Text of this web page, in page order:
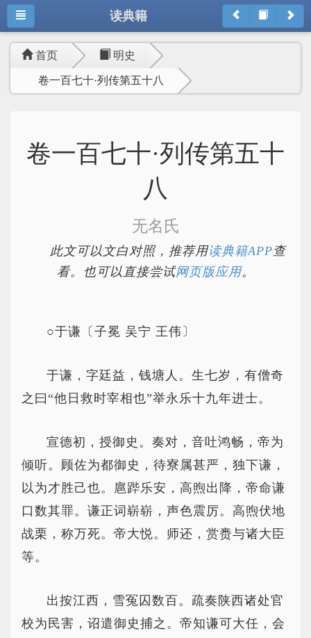
读典籍
首页 明史
卷一百七十·列传第五十八
卷一百七十·列传第五十
八
无名氏
此文可以文白对照，推荐用读典籍APP查
看。也可以直接尝试网页版应用。
○于谦〔子冕 吴宁 王伟〕
于谦，字廷益，钱塘人。生七岁，有僧奇
之曰“他日救时宰相也”举永乐十九年进士。
宣德初，授御史。奏对，音吐鸿畅，帝为
倾听。顾佐为都御史，待寮属甚严，独下谦，
以为才胜己也。扈跸乐安，高煦出降，帝命谦
口数其罪。谦正词崭崭，声色震厉。高煦伏地
战栗，称万死。帝大悦。师还，赏赉与诸大臣
等。
出按江西，雪冤囚数百。疏奏陕西诸处官
校为民害，诏遣御史捕之。帝知谦可大任，会